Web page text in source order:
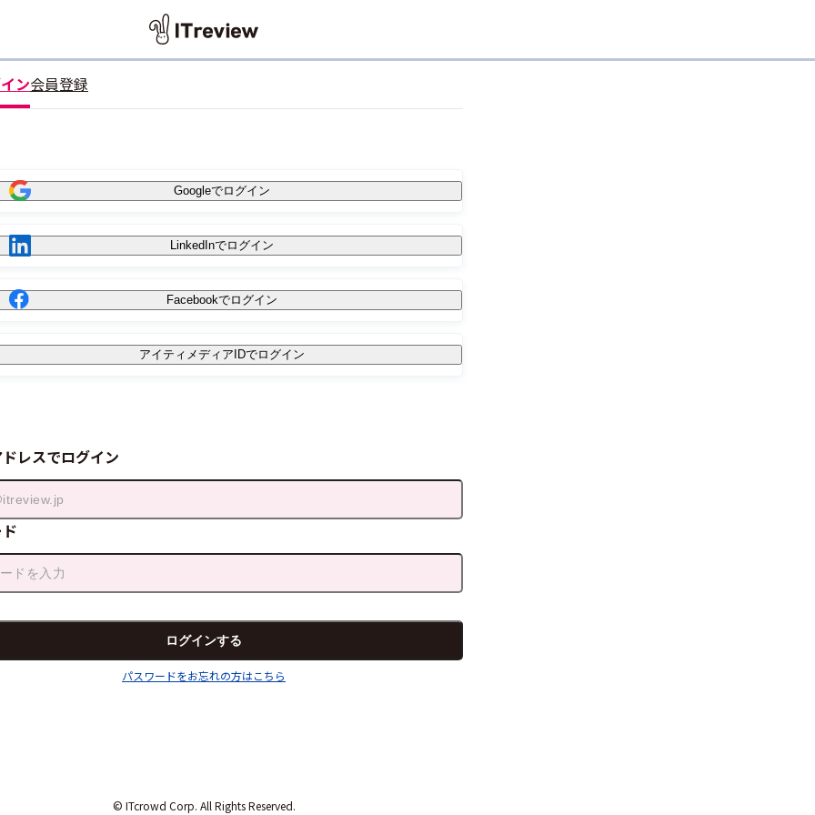
ン会員登録
Googleでログイン
LinkedInでログイン
Facebookでログイン
アイティメディアIDでログイン
レスでログイン
パスワードをお忘れの方はこちら
© ITcrowd Corp. All Rights Reserved.